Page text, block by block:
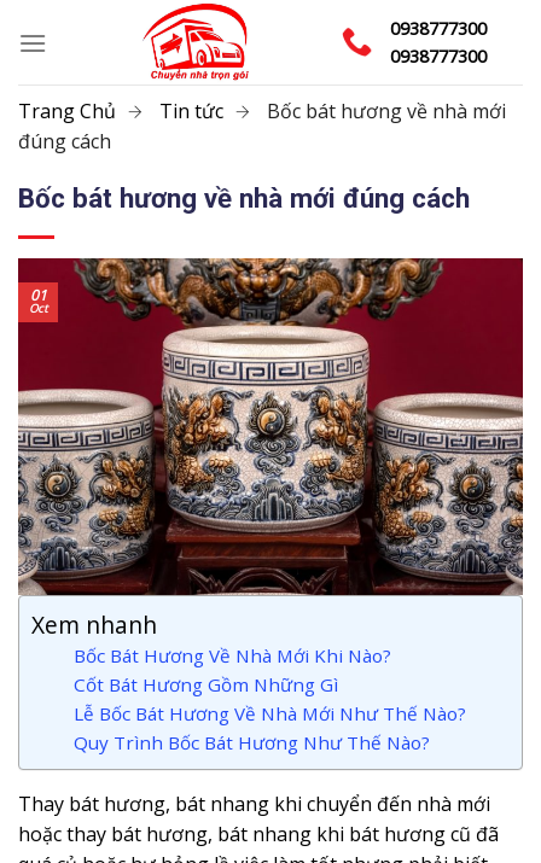
0938777300
0938777300
Trang Chủ Tin tức
Bốc bát hương về nhà mới
đúng cách
Bốc bát hương về nhà mới đúng cách
01
Oct
Xem nhanh
Bốc Bát Hương Về Nhà Mới Khi Nào?
Cốt Bát Hương Gồm Những Gì
Lễ Bốc Bát Hương Về Nhà Mới Như Thế Nào?
Quy Trình Bốc Bát Hương Như Thế Nào?
Thay bát hương, bát nhang khi chuyển đến nhà mới
hoặc thay bát hương, bát nhang khi bát hương cũ đã